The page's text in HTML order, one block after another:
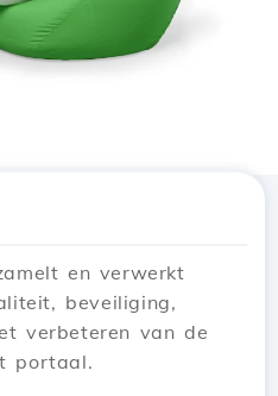
en verwerkt
beveiliging,
verbeteren van de
portaal.
app